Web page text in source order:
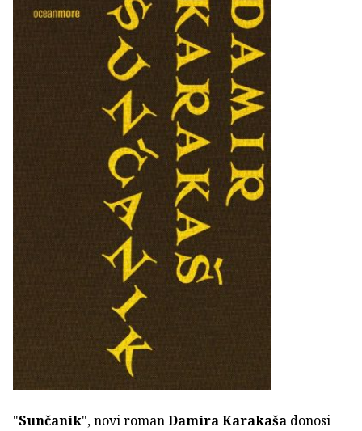
"Sunčanik", novi romanDamira Karakaša donosi